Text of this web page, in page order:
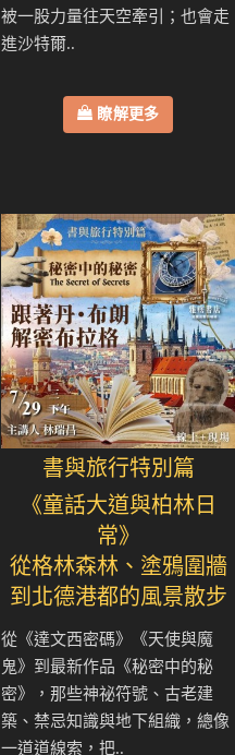
被一股力量往天空牽引；也會走
進沙特爾..
瞭解更多
書與旅行特別篇
《童話大道與柏林日
常》
從格林森林、塗鴉圍牆
到北德港都的風景散步
從《達文西密碼》《天使與魔
鬼》到最新作品《秘密中的秘
密》，那些神祕符號、古老建
築、禁忌知識與地下組織，總像
一道道線索，把..